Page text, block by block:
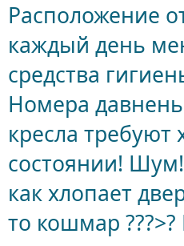
Расположение
каждый день
средства
Номера
кресла
состоянии!
как хлопает
то кошмар